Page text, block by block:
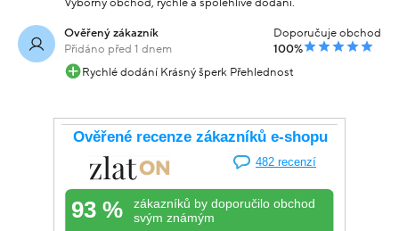
Výborný obchod, rychle a spolehlivě dodání.
Ověřený zákazník
Přidáno před 1 dnem
Doporučuje obchod
100%
Rychlé dodání Krásný šperk Přehlednost